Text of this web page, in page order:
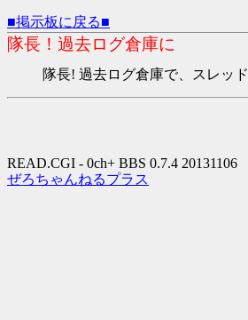
■掲示板に戻る■
隊長！過去ログ倉庫に
隊長! 過去ログ倉庫で、スレッド
READ.CGI - 0ch+ BBS 0.7.4 20131106
ぜろちゃんねるプラス